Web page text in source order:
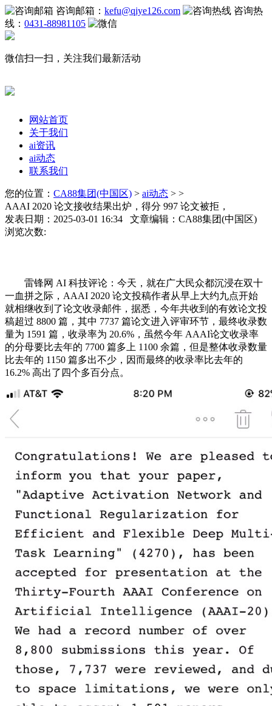
咨询邮箱： kefu@qiye126.com
咨询热
线： 0431-88981105
微信扫一扫，关注我们最新活动
网站首页
关于我们
ai资讯
ai动态
联系我们
您的位置： CA88集团(中国区) > ai动态 > >
AAAI 2020 论文接收结果出炉，得分 997 论文被拒，
发表日期：2025-03-01 16:34 文章编辑：CA88集团(中国区)
浏览次数:
雷锋网 AI 科技评论：今天，就在广大民众都沉浸在双十
一血拼之际，AAAI 2020 论文投稿作者从早上大约九点开始
就相继收到了论文收录邮件，据悉，今年共收到的有效论文投
稿超过 8800 篇，其中 7737 篇论文进入评审环节，最终收录数
量为 1591 篇，收录率为 20.6%，虽然今年 AAAI论文收录率
的分母要比去年的 7700 篇多上 1100 余篇，但是整体收录数量
比去年的 1150 篇多出不少，因而最终的收录率比去年的
16.2% 高出了四个多百分点。